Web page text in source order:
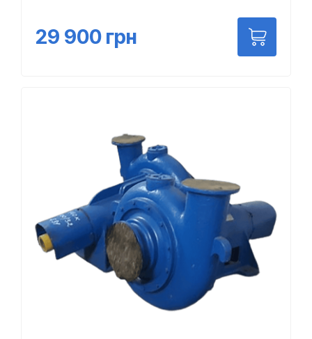
29 900 грн